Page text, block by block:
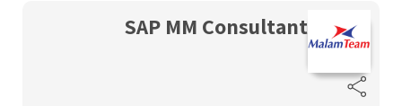
SAP MM Consultant